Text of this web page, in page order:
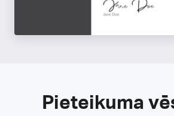
Pieteikuma